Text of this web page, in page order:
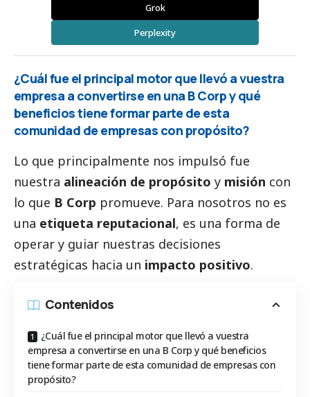
Grok
Perplexity
¿Cuál fue el principal motor que llevó a vuestra
empresa a convertirse en una B Corp y qué
beneficios tiene formar parte de esta
comunidad de empresas con propósito?
Lo que principalmente nos impulsó fue
nuestra alineación de propósito y misión con
lo que B Corp promueve. Para nosotros no es
una etiqueta reputacional, es una forma de
operar y guiar nuestras decisiones
estratégicas hacia un impacto positivo.
Contenidos
¿Cuál fue el principal motor que llevó a vuestra
empresa a convertirse en una B Corp y qué beneficios
tiene formar parte de esta comunidad de empresas con
propósito?